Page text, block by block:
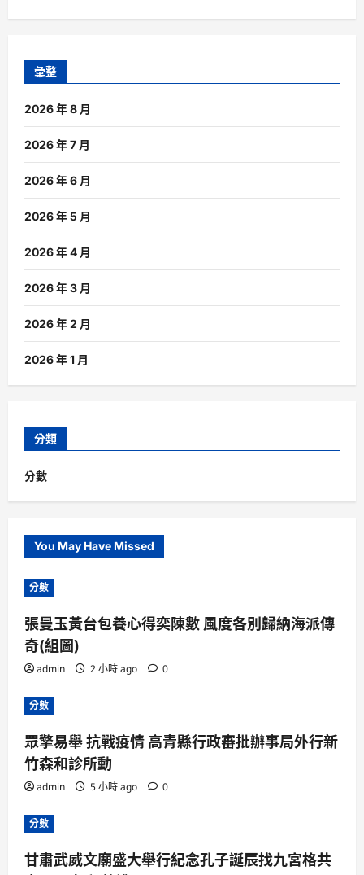
彙整
2026 年 8 月
2026 年 7 月
2026 年 6 月
2026 年 5 月
2026 年 4 月
2026 年 3 月
2026 年 2 月
2026 年 1 月
分類
分數
You May Have Missed
分數
張曼玉黃台包養心得奕陳數 風度各別歸納海派傳
奇(組圖)
admin 2 小時 ago 0
分數
眾擎易舉 抗戰疫情 高青縣行政審批辦事局外行新
竹森和診所動
admin 5 小時 ago 0
分數
甘肅武威文廟盛大舉行紀念孔子誕辰找九宮格共